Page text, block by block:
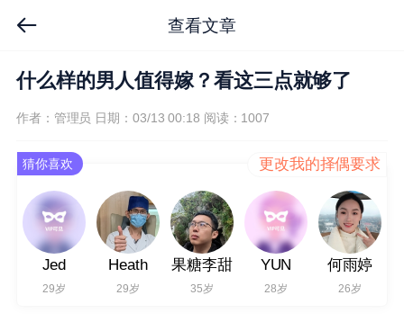
查看文章
什么样的男人值得嫁？看这三点就够了
作者：管理员 日期：03/13 00:18 阅读：1007
猜你喜欢 更改我的择偶要求
Jed
29岁
Heath
29岁
果糖李甜
35岁
YUN
28岁
何雨婷
26岁